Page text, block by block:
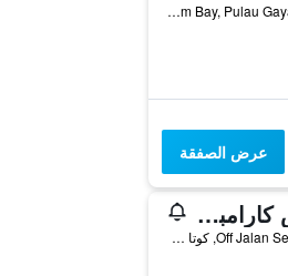
Malohom Bay, Pulau Gaya, Tunku Abdul Rahman Park, كوتا كينابالو, ماليزيا
عرض الصفقة
منتجع وسبا نيكسس كارامبوناي
Off Jalan Sepangar Bay, Locked Bag 100, كوتا كينابالو, ماليزيا